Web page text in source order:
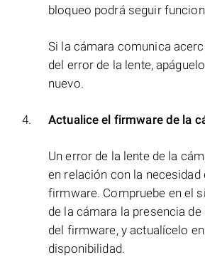
bloqueo podrá seguir
Si la cámara comunica
del error de la lente,
nuevo.
Actualice el firmware de la
Un error de la lente de la
en relación con la necesidad
firmware. Compruebe en el
de la cámara la presencia
del firmware, y actualícelo
disponibilidad.